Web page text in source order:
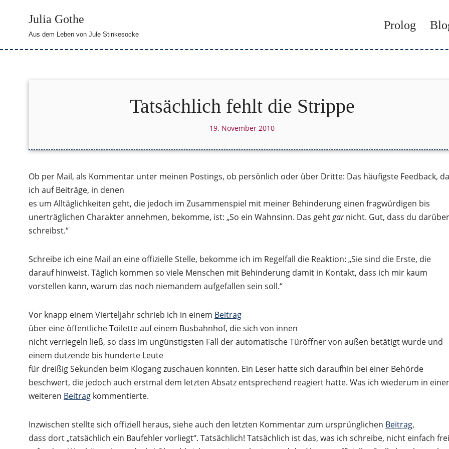
Julia Gothe
Aus dem Leben von Jule Stinkesocke
Prolog
Tatsächlich fehlt die Strippe
19. November 2010
Ob per Mail, als Kommentar unter meinen Postings, ob persönlich oder über Dritte: Das häufigste Feedback,
ich auf Beiträge, in denen
es um Alltäglichkeiten geht, die jedoch im Zusammenspiel mit meiner Behinderung einen fragwürdigen bis
unerträglichen Charakter annehmen, bekomme, ist: „So ein Wahnsinn. Das gehtgarnicht. Gut, dass du darüber
schreibst.“
Schreibe ich eine Mail an eine offizielle Stelle, bekomme ich im Regelfall die Reaktion: „Sie sind die Erste, die
darauf hinweist. Täglich kommen so viele Menschen mit Behinderung damit in Kontakt, dass ich mir kaum
vorstellen kann, warum das noch niemandem aufgefallen sein soll.“
Vor knapp einem Vierteljahr schrieb ich in einem Beitrag
über eine öffentliche Toilette auf einem Busbahnhof, die sich von innen
nicht verriegeln ließ, so dass im ungünstigsten Fall der automatische Türöffner von außen betätigt wurde und
einem dutzende bis hunderte Leute
für dreißig Sekunden beim Klogang zuschauen konnten. Ein Leser hatte sich daraufhin bei einer Behörde
beschwert, die jedoch auch erstmal dem letzten Absatz entsprechend reagiert hatte. Was ich wiederum in
weiteren Beitrag kommentierte.
Inzwischen stellte sich offiziell heraus, siehe auch den letzten Kommentar zum ursprünglichen Beitrag,
dass dort „tatsächlich ein Baufehler vorliegt“. Tatsächlich! Tatsächlich ist das, was ich schreibe, nicht einfach frei